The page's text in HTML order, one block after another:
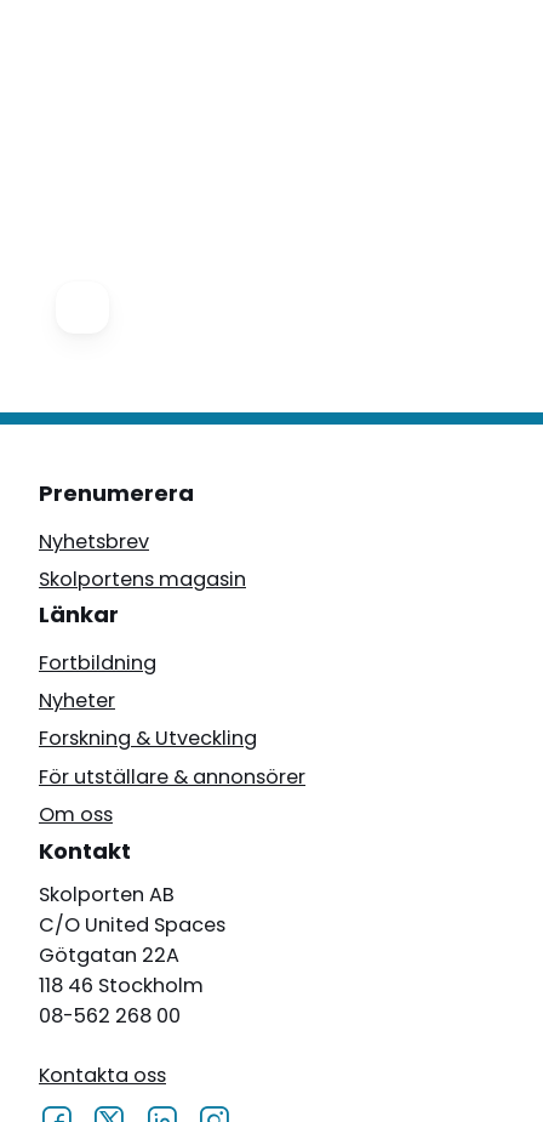
Prenumerera
Nyhetsbrev
Skolportens magasin
Länkar
Fortbildning
Nyheter
Forskning & Utveckling
För utställare & annonsörer
Om oss
Kontakt
Skolporten AB
C/O United Spaces
Götgatan 22A
118 46 Stockholm
08-562 268 00
Kontakta oss